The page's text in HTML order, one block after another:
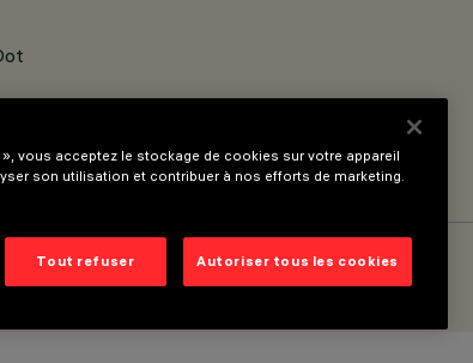
vous acceptez le stockage de cookies sur votre appareil
son utilisation et contribuer à nos efforts de marketing.
Tout refuser Autoriser tous les cookies